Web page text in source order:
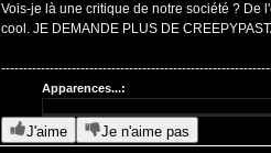
Vois-je là une critique de notre société ? De
cool. JE DEMANDE PLUS DE
Apparences...:
J'aime Je n'aime pas